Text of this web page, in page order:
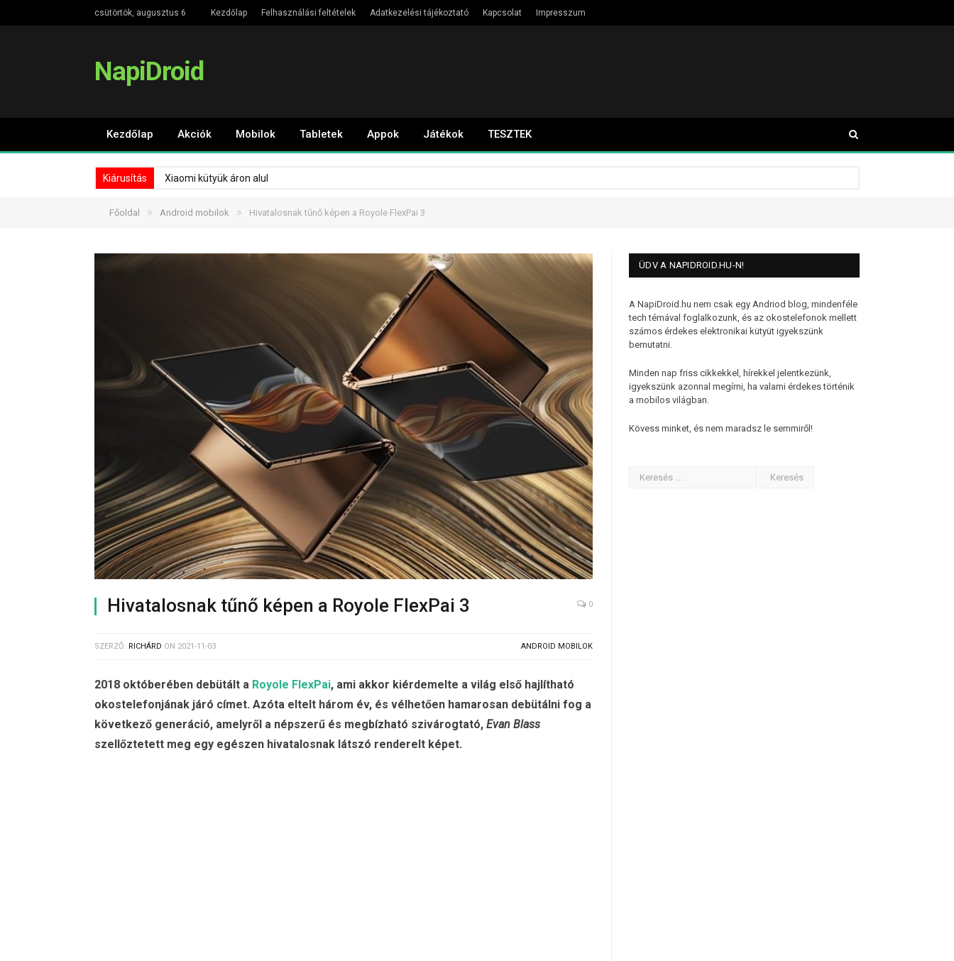
csütörtök, augusztus 6 Kezdőlap Felhasználási feltételek Adatkezelési tájékoztató Kapcsolat Impresszum
NapiDroid
Kezdőlap Akciók Mobilok Tabletek Appok Játékok TESZTEK
Kiárusítás Xiaomi kütyük áron alul
Főoldal » Android mobilok » Hivatalosnak tűnő képen a Royole FlexPai 3
Hivatalosnak tűnő képen a Royole FlexPai 3 0
SZERZŐ: RICHÁRD ON 2021-11-03 ANDROID MOBILOK
2018 októberében debütált a Royole FlexPai, ami akkor kiérdemelte a világ első hajlítható
okostelefonjának járó címet. Azóta eltelt három év, és vélhetően hamarosan debütálni fog a
következő generáció, amelyről a népszerű és megbízható szivárogtató, Evan Blass
szellőztetett meg egy egészen hivatalosnak látszó renderelt képet.
ÜDV A NAPIDROID.HU-N!
A NapiDroid.hu nem csak egy Andriod blog, mindenféle
tech témával foglalkozunk, és az okostelefonok mellett
számos érdekes elektronikai kütyüt igyekszünk
bemutatni.
Minden nap friss cikkekkel, hírekkel jelentkezünk,
igyekszünk azonnal megírni, ha valami érdekes történik
a mobilos világban.
Kövess minket, és nem maradsz le semmiről!